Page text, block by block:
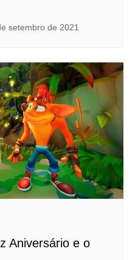
setembro de 2021
Aniversário e o